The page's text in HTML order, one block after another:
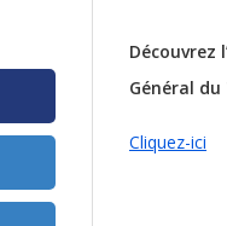
Découvrez
Général du
Cliquez-ici